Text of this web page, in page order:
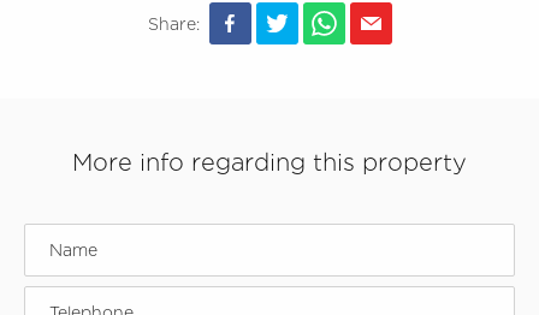
Share:
More info regarding this property